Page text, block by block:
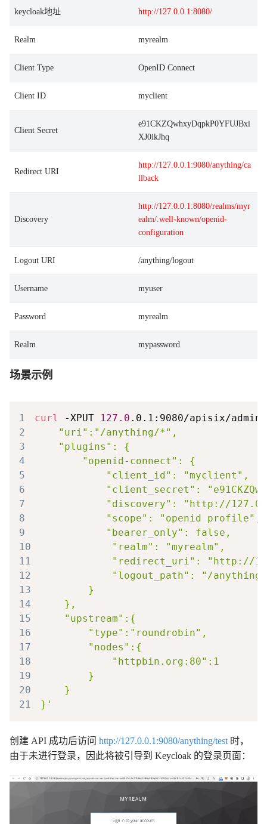
keycloak地址 http://127.0.0.1:8080/
Realm myrealm
Client Type OpenID Connect
Client ID myclient
Client Secret
e91CKZQwhxyDqpkP0YFUJBxi
XJ0ikJhq
Redirect URI
http://127.0.0.1:9080/anything/ca
llback
Discovery
http://127.0.0.1:8080/realms/myr
ealm/.well-known/openid-
configuration
Logout URI /anything/logout
Username myuser
Password myrealm
Realm mypassword
场景示例
1 curl -XPUT 127.0 .0.1:9080/apisix/
2
3
4
5
6
7
8
9
10
11
12
13
14
15
16
17
18
19
20
21
创建 API 成功后访问 http://127.0.0.1:9080/anything/test 时，
由于未进行登录，因此将被引导到 Keycloak 的登录页面：